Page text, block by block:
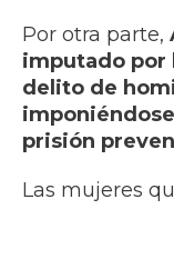
Por otra parte,
imputado por
delito de
prisión
Las mujeres